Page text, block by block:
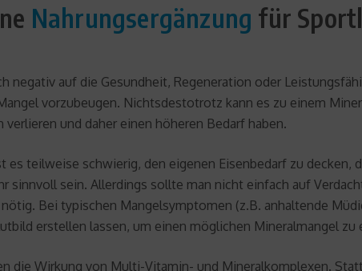
Nahrungsergänzung für
negativ auf die Gesundheit, Regeneration oder
vorzubeugen. Nichtsdestotrotz kann es zu einem
verlieren und daher einen höheren Bedarf haben.
es teilweise schwierig, den eigenen Eisenbedarf zu
sinnvoll sein. Allerdings sollte man nicht einfach auf
Bei typischen Mangelsymptomen (z.B. anhaltende
erstellen lassen, um einen möglichen Mineralmangel zu
die Wirkung von Multi-Vitamin- und Mineralkomplexen.